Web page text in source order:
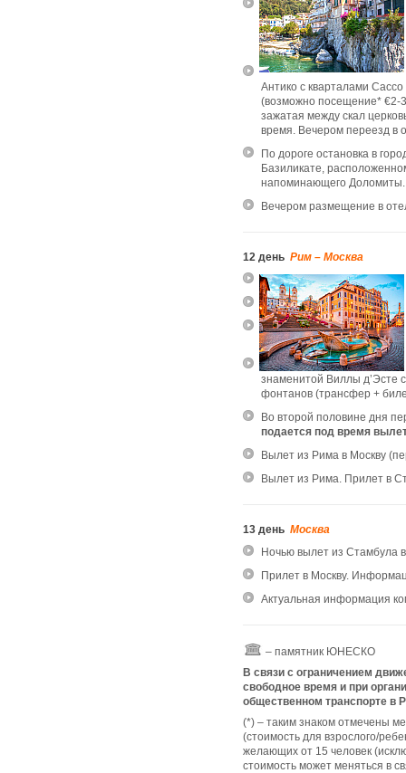
Антико с кварталами
(возможно посещение* €2-
зажатая между скал
время. Вечером переезд в
По дороге остановка в
Базиликате,
напоминающего Доломиты.
Вечером размещение в
12 день Рим – Москва
знаменитой Виллы д’Эсте
фонтанов (трансфер +
Во второй половине дня
подается под время
Вылет из Рима в Москву
Вылет из Рима. Прилет в
13 день Москва
Ночью вылет из Стамбула
Прилет в Москву.
Актуальная информация
– памятник ЮНЕСКО
В связи с ограничением
свободное время и при
общественном транспорте в
(*) – таким знаком отмечены
(стоимость для взрослого/
желающих от 15 человек
стоимость может меняться в